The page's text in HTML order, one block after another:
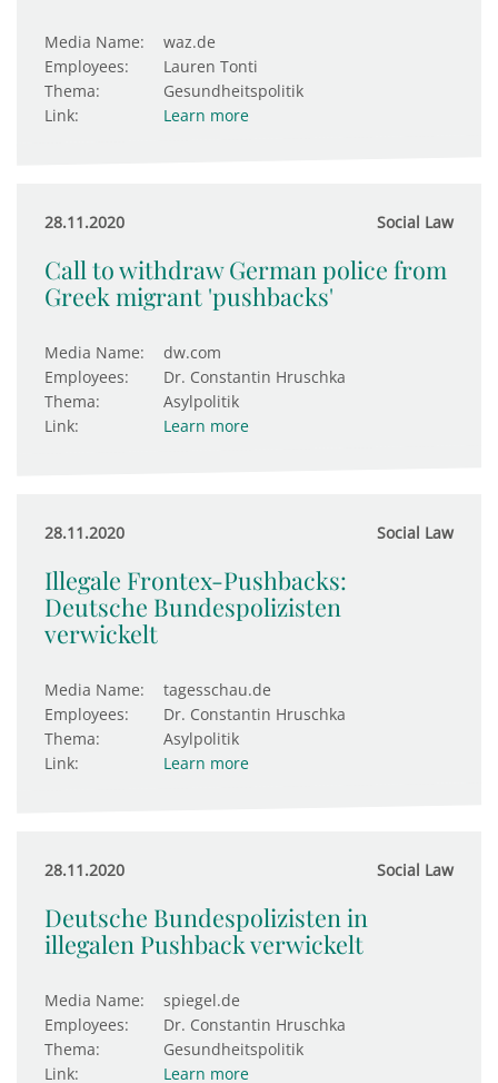
Media Name:
waz.de
Employees:
Lauren Tonti
Thema:
Gesundheitspolitik
Link:
Learn more
28.11.2020 Social Law
Call to withdraw German police from
Greek migrant 'pushbacks'
Media Name:
dw.com
Employees:
Dr. Constantin Hruschka
Thema:
Asylpolitik
Link:
Learn more
28.11.2020 Social Law
Illegale Frontex-Pushbacks:
Deutsche Bundespolizisten
verwickelt
Media Name:
tagesschau.de
Employees:
Dr. Constantin Hruschka
Thema:
Asylpolitik
Link:
Learn more
28.11.2020 Social Law
Deutsche Bundespolizisten in
illegalen Pushback verwickelt
Media Name:
spiegel.de
Employees:
Dr. Constantin Hruschka
Thema:
Gesundheitspolitik
Link:
Learn more